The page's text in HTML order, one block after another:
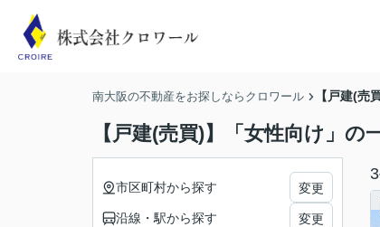
南大阪の不動産をお探しならクロワール 【戸建(売
【戸建(売買)】「女性向け」の
3
市区町村から探す 変更
沿線・駅から探す 変更